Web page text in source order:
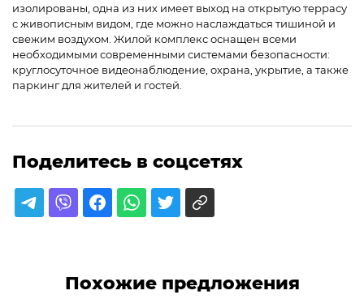
изолированы, одна из них имеет выход на открытую террасу
с живописным видом, где можно наслаждаться тишиной и
свежим воздухом. Жилой комплекс оснащен всеми
необходимыми современными системами безопасности:
круглосуточное видеонаблюдение, охрана, укрытие, а также
паркинг для жителей и гостей.
Поделитесь в соцсетях
Похожие предложения